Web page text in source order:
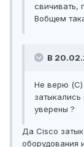
свичивать,
Вобщем
В
Не верю (С)
уверены ?
Да Cisco
оборудования